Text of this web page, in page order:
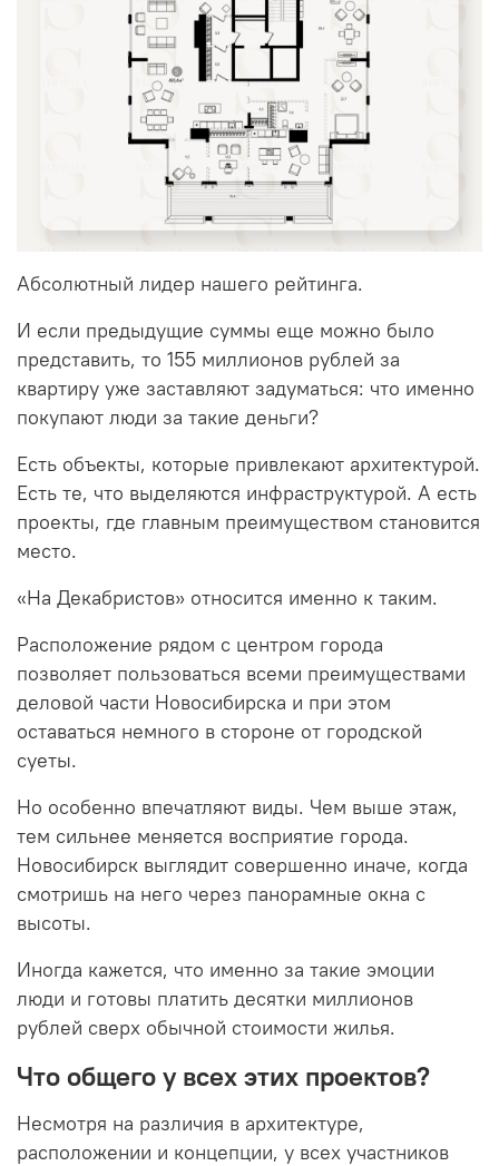
Абсолютный лидер нашего рейтинга.
И если предыдущие суммы еще можно было
представить, то 155 миллионов рублей за
квартиру уже заставляют задуматься: что именно
покупают люди за такие деньги?
Есть объекты, которые привлекают архитектурой.
Есть те, что выделяются инфраструктурой. А есть
проекты, где главным преимуществом становится
место.
«На Декабристов» относится именно к таким.
Расположение рядом с центром города
позволяет пользоваться всеми преимуществами
деловой части Новосибирска и при этом
оставаться немного в стороне от городской
суеты.
Но особенно впечатляют виды. Чем выше этаж,
тем сильнее меняется восприятие города.
Новосибирск выглядит совершенно иначе, когда
смотришь на него через панорамные окна с
высоты.
Иногда кажется, что именно за такие эмоции
люди и готовы платить десятки миллионов
рублей сверх обычной стоимости жилья.
Что общего у всех этих проектов?
Несмотря на различия в архитектуре,
расположении и концепции, у всех участников